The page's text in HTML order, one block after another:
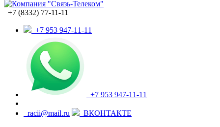
+7 (8332) 77-11-11
+7 953 947-11-11
+7 953 947-11-11
racii@mail.ru ВКОНТАКТЕ